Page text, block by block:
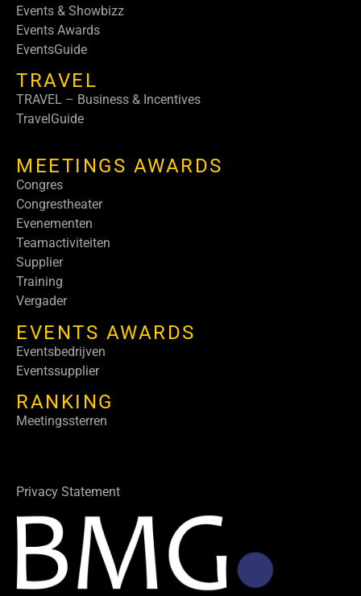
Events & Showbizz
Events Awards
EventsGuide
TRAVEL
TRAVEL – Business & Incentives
TravelGuide
MEETINGS AWARDS
Congres
Congrestheater
Evenementen
Teamactiviteiten
Supplier
Training
Vergader
EVENTS AWARDS
Eventsbedrijven
Eventssupplier
RANKING
Meetingssterren
Privacy Statement